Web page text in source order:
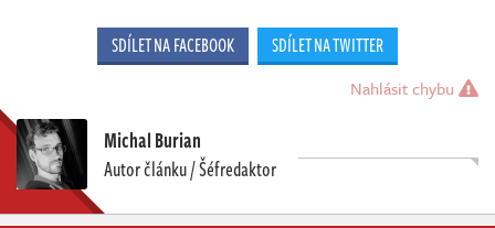
SDÍLET NA FACEBOOK SDÍLET NA TWITTER
Nahlásit chybu
Michal Burian
Autor článku / Šéfredaktor